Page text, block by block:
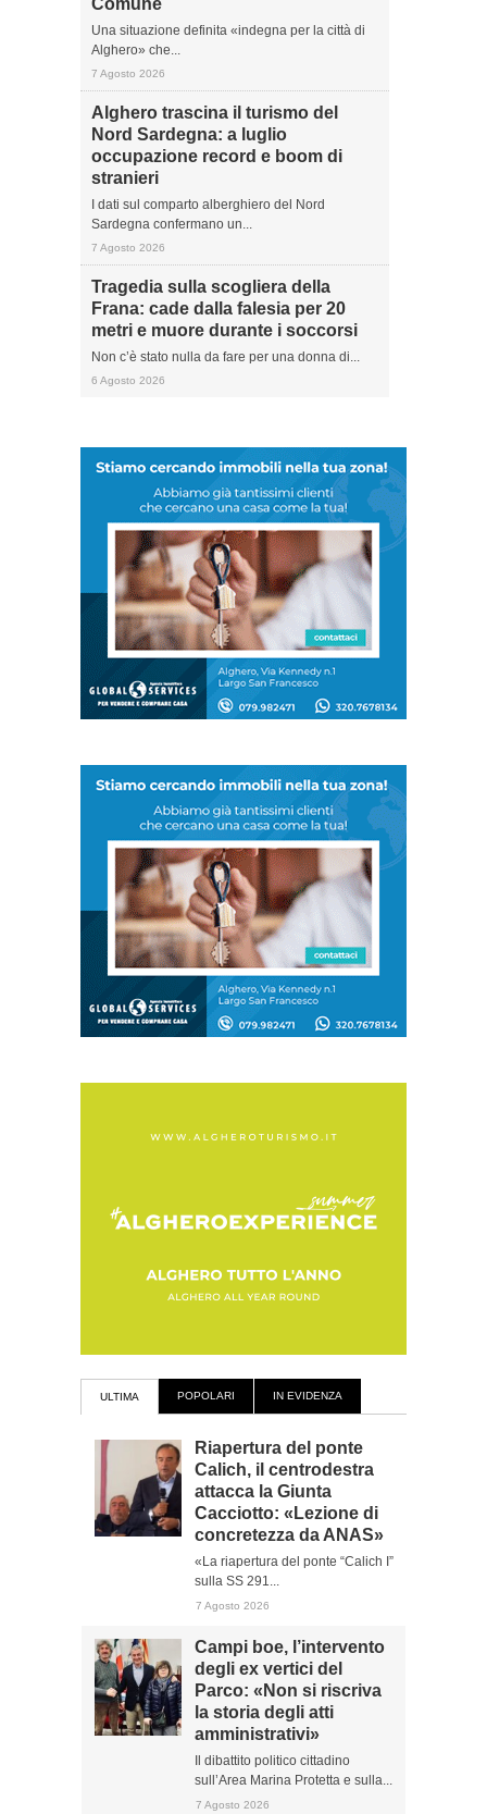
Comune
Una situazione definita «indegna per la città di
Alghero» che...
7 Agosto 2026
Alghero trascina il turismo del
Nord Sardegna: a luglio
occupazione record e boom di
stranieri
I dati sul comparto alberghiero del Nord
Sardegna confermano un...
7 Agosto 2026
Tragedia sulla scogliera della
Frana: cade dalla falesia per 20
metri e muore durante i soccorsi
Non c’è stato nulla da fare per una donna di...
6 Agosto 2026
ULTIMA POPOLARI IN EVIDENZA
Riapertura del ponte
Calich, il centrodestra
attacca la Giunta
Cacciotto: «Lezione di
concretezza da ANAS»
«La riapertura del ponte “Calich I”
sulla SS 291...
7 Agosto 2026
Campi boe, l’intervento
degli ex vertici del
Parco: «Non si riscriva
la storia degli atti
amministrativi»
Il dibattito politico cittadino
sull’Area Marina Protetta e sulla...
7 Agosto 2026